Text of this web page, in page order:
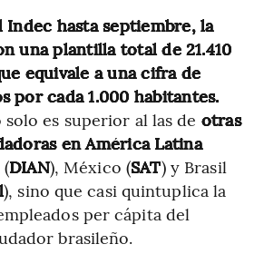
Indec hasta septiembre, la
una plantilla total de 21.410
equivale a una cifra de
por cada 1.000 habitantes.
es superior al las de otras
en América Latina
DIAN), México (SAT) y Brasil
), sino que casi quintuplica la
per cápita del
brasileño.